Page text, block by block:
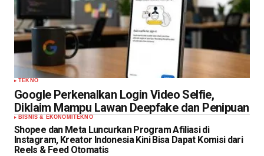
TEKNO
Google Perkenalkan Login Video Selfie,
Diklaim Mampu Lawan Deepfake dan Penipuan
BISNIS & EKONOMI TEKNO
Shopee dan Meta Luncurkan Program Afiliasi di
Instagram, Kreator Indonesia Kini Bisa Dapat Komisi dari
Reels & Feed Otomatis